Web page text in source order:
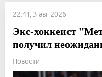
22:11, 3 авг 2026
Экс-хоккеист
получил
Новости